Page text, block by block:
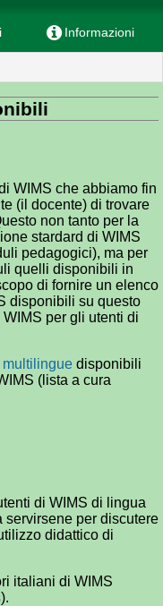
Informazioni
WIMS che abbiamo fin
(il docente) di trovare
non tanto per la
stardard di WIMS
pedagogici), ma per
quelli disponibili in
di fornire un elenco
disponibili su questo
per gli utenti di
multilingue disponibili
(lista a cura
di WIMS di lingua
servirsene per discutere
didattico di
italiani di WIMS
).